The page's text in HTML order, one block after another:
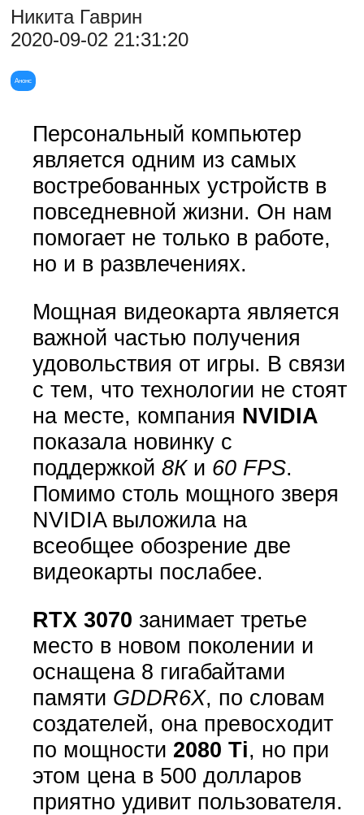
Никита Гаврин
2020-09-02 21:31:20
Анонс
Персональный компьютер
является одним из самых
востребованных устройств в
повседневной жизни. Он нам
помогает не только в работе,
но и в развлечениях.
Мощная видеокарта является
важной частью получения
удовольствия от игры. В связи
с тем, что технологии не стоят
на месте, компания NVIDIA
показала новинку с
поддержкой 8Ки 60 FPS.
Помимо столь мощного зверя
NVIDIA выложила на
всеобщее обозрение две
видеокарты послабее.
RTX 3070 занимает третье
место в новом поколении и
оснащена 8 гигабайтами
памяти GDDR6X, по словам
создателей, она превосходит
по мощности 2080 Ti, но при
этом цена в 500 долларов
приятно удивит пользователя.